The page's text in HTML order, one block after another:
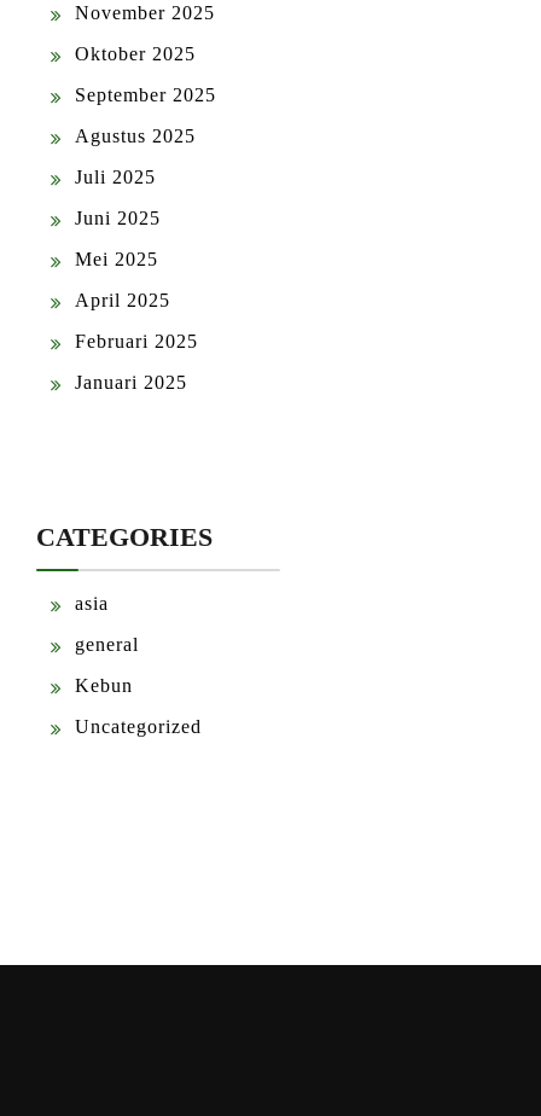
November 2025
Oktober 2025
September 2025
Agustus 2025
Juli 2025
Juni 2025
Mei 2025
April 2025
Februari 2025
Januari 2025
CATEGORIES
asia
general
Kebun
Uncategorized